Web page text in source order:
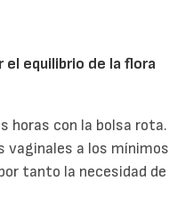
equilibrio de la flora
horas con la bolsa rota.
a los mínimos
tanto la necesidad de